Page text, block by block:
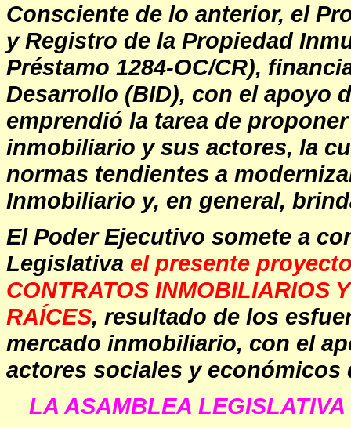
Consciente de lo anterior, el
y Registro de la Propiedad
Préstamo 1284-OC/CR),
Desarrollo (BID), con el apoyo
emprendió la tarea de
inmobiliario y sus actores, la
normas tendientes a
Inmobiliario y, en general,
El Poder Ejecutivo somete a
Legislativa el presente
CONTRATOS INMOBILIARIOS
RAÍCES, resultado de los
mercado inmobiliario, con el
actores sociales y económicos
LA ASAMBLEA